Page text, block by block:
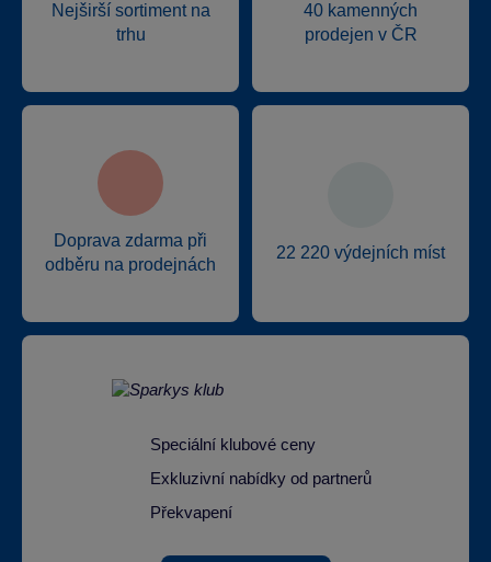
Nejširší sortiment na
trhu
40 kamenných
prodejen v ČR
Doprava zdarma při
odběru na prodejnách
22 220 výdejních míst
Speciální klubové ceny
Exkluzivní nabídky od partnerů
Překvapení